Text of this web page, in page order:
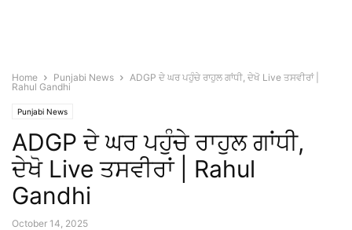
Home Punjabi News
ADGP ਦੇ ਘਰ ਪਹੁੰਚੇ ਰਾਹੁਲ ਗਾਂਧੀ, ਦੇਖੋ Live ਤਸਵੀਰਾਂ |
Rahul Gandhi
Punjabi News
ADGP ਦੇ ਘਰ ਪਹੁੰਚੇ ਰਾਹੁਲ ਗਾਂਧੀ,
ਦੇਖੋ Live ਤਸਵੀਰਾਂ | Rahul
Gandhi
October 14, 2025